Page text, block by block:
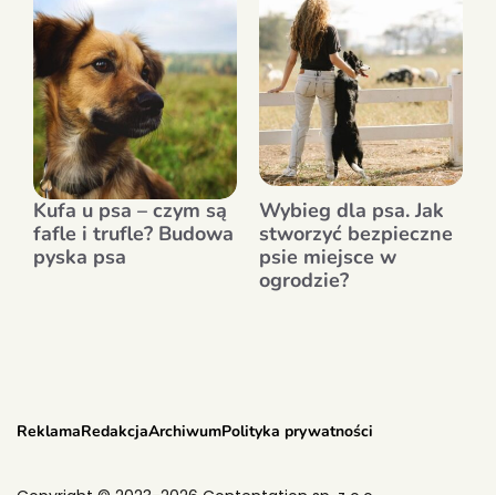
Kufa u psa – czym są
fafle i trufle? Budowa
pyska psa
Wybieg dla psa. Jak
stworzyć bezpieczne
psie miejsce w
ogrodzie?
ReklamaRedakcjaArchiwumPolityka prywatności